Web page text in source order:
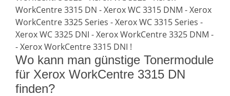
WorkCentre 3315 DN - Xerox WC 3315 DNM - Xerox
WorkCentre 3325 Series - Xerox WC 3315 Series -
Xerox WC 3325 DNI - Xerox WorkCentre 3325 DNM -
- Xerox WorkCentre 3315 DNI !
Wo kann man günstige Tonermodule
für Xerox WorkCentre 3315 DN
finden?